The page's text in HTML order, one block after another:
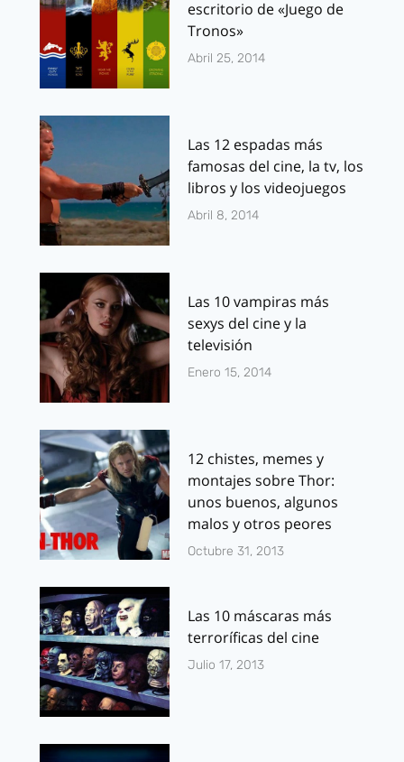
escritorio de «Juego de
Tronos»
Abril 25, 2014
Las 12 espadas más
famosas del cine, la tv, los
libros y los videojuegos
Abril 8, 2014
Las 10 vampiras más
sexys del cine y la
televisión
Enero 15, 2014
12 chistes, memes y
montajes sobre Thor:
unos buenos, algunos
malos y otros peores
Octubre 31, 2013
Las 10 máscaras más
terroríficas del cine
Julio 17, 2013